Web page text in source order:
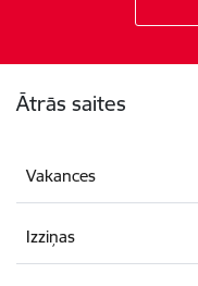
Ātrās saites
Vakances
Izziņas